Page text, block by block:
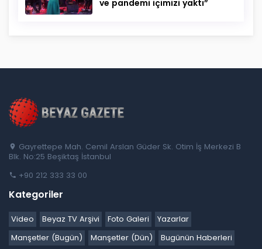
ve pandemi içimizi yaktı”
Gayrettepe Mah. Cemil Arslan Güder Sk. Otim İş Merkezi B
Blk. No:25 Beşiktaş İstanbul
+90 212 333 33 00
Kategoriler
Video Beyaz TV Arşivi Foto Galeri
Yazarlar
Manşetler (Bugün)
Manşetler (Dün)
Bugünün Haberleri